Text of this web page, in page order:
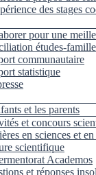
des stages
pour une
études-
communautaire
statistique
et les parents
et concours
en sciences et
scientifique
Academos
et réponses